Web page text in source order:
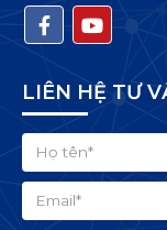
LIÊN HỆ TƯ